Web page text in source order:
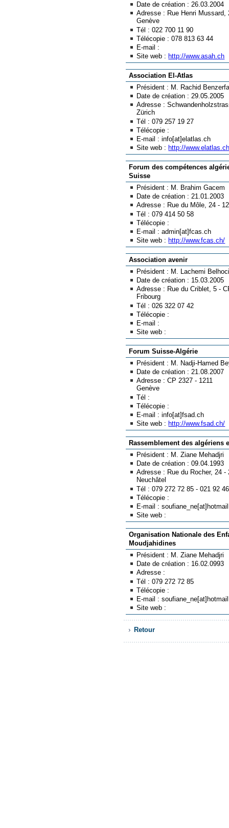
Date de création : 26.03.2004
Adresse : Rue Henri Mussard,
Genève
Tél : 022 700 11 90
Télécopie : 078 813 63 44
E-mail :
Site web : http://www.asah.ch
Association El-Atlas
Président : M. Rachid
Date de création : 29.05.2005
Adresse :
Zürich
Tél : 079 257 19 27
Télécopie :
E-mail : info[at]elatlas.ch
Site web : http://
Forum des compétences
Suisse
Président : M. Brahim Gacem
Date de création : 21.01.2003
Adresse : Rue du Môle, 24 -
Tél : 079 414 50 58
Télécopie :
E-mail : admin[at]fcas.ch
Site web : http://www.fcas.ch/
Association avenir
Président : M. Lachemi
Date de création : 15.03.2005
Adresse : Rue du Criblet, 5 -
Fribourg
Tél : 026 322 07 42
Télécopie :
E-mail :
Site web :
Forum Suisse-Algérie
Président : M. Nadji-Hamed
Date de création : 21.08.2007
Adresse : CP 2327 - 1211
Genève
Tél :
Télécopie :
E-mail : info[at]fsad.ch
Site web : http://www.fsad.ch/
Rassemblement des algériens
Président : M. Ziane Mehadjri
Date de création : 09.04.1993
Adresse : Rue du Rocher, 24 -
Neuchâtel
Tél : 079 272 72 85 - 021 92
Télécopie :
E-mail :
Site web :
Organisation Nationale des
Moudjahidines
Président : M. Ziane Mehadjri
Date de création : 16.02.0993
Adresse :
Tél : 079 272 72 85
Télécopie :
E-mail :
Site web :
Retour